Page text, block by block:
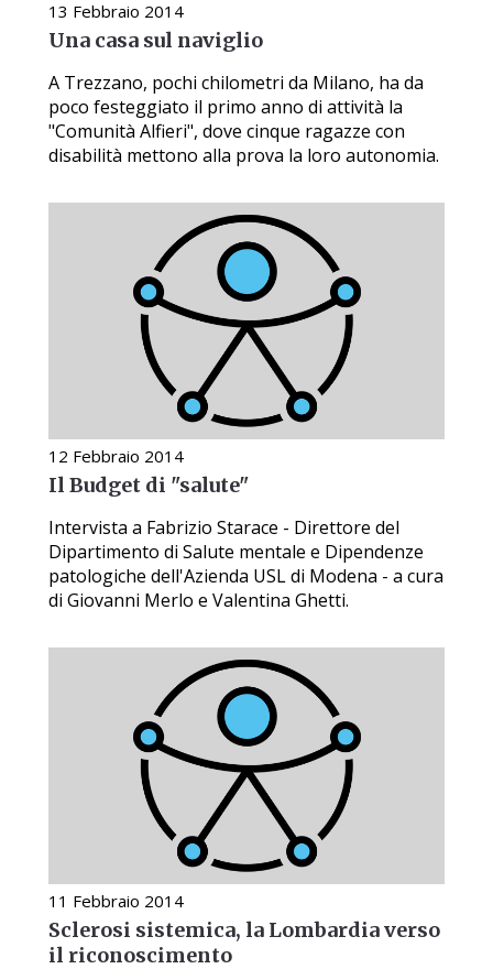
13 Febbraio 2014
Una casa sul naviglio
A Trezzano, pochi chilometri da Milano, ha da
poco festeggiato il primo anno di attività la
"Comunità Alfieri", dove cinque ragazze con
disabilità mettono alla prova la loro autonomia.
12 Febbraio 2014
Il Budget di "salute"
Intervista a Fabrizio Starace - Direttore del
Dipartimento di Salute mentale e Dipendenze
patologiche dell'Azienda USL di Modena - a cura
di Giovanni Merlo e Valentina Ghetti.
11 Febbraio 2014
Sclerosi sistemica, la Lombardia verso
il riconoscimento